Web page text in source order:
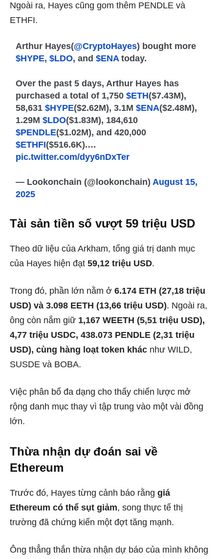
Ngoài ra, Hayes cũng gom thêm PENDLE và
ETHFI.
Arthur Hayes(@CryptoHayes) bought more
$HYPE,$LDO, and$ENAtoday.
Over the past 5 days, Arthur Hayes has
purchased a total of 1,750$ETH($7.43M),
58,631$HYPE($2.62M), 3.1M$ENA($2.48M),
1.29M$LDO($1.83M), 184,610
$PENDLE($1.02M), and 420,000
$ETHFI($516.6K).…
pic.twitter.com/dyy6nDxTer
— Lookonchain (@lookonchain)August 15,
2025
Tài sản tiền số vượt 59 triệu USD
Theo dữ liệu của Arkham, tổng giá trị danh mục
của Hayes hiện đạt 59,12 triệu USD.
Trong đó, phần lớn nằm ở 6.174 ETH (27,18 triệu
USD) và 3.098 EETH (13,66 triệu USD). Ngoài ra,
ông còn nắm giữ 1,167 WEETH (5,51 triệu USD),
4,77 triệu USDC, 438.073 PENDLE (2,31 triệu
USD), cùng hàng loạt token khác như WILD,
SUSDE và BOBA.
Việc phân bổ đa dạng cho thấy chiến lược mở
rộng danh mục thay vì tập trung vào một vài đồng
lớn.
Thừa nhận dự đoán sai về
Ethereum
Trước đó, Hayes từng cảnh báo rằng giá
Ethereum có thể sụt giảm, song thực tế thị
trường đã chứng kiến một đợt tăng mạnh.
Ông thẳng thắn thừa nhận dự báo của mình không